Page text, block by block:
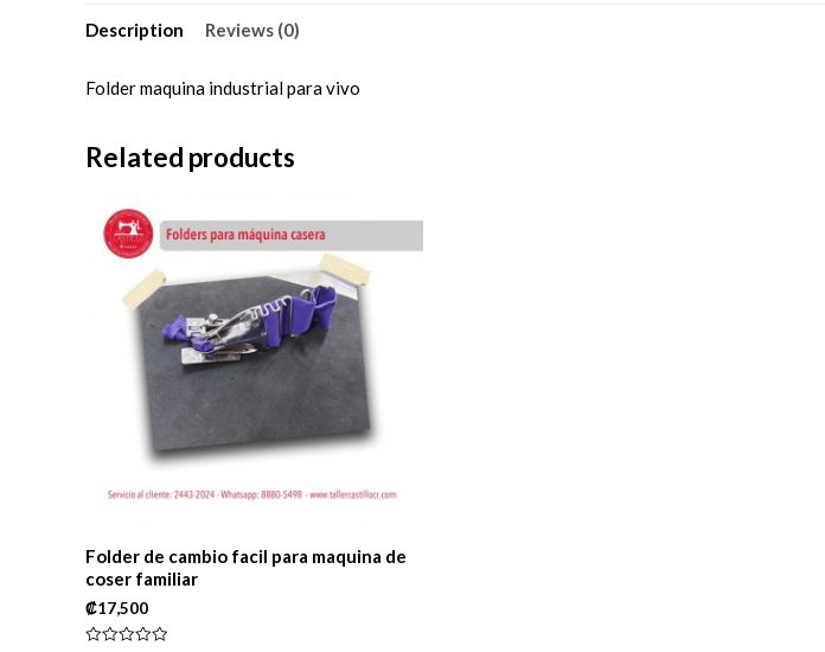
Description Reviews (0)
Folder maquina industrial para vivo
Related products
Folder de cambio facil para maquina de
coser familiar
₡17,500